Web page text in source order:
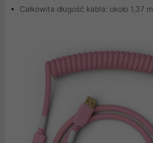
Całkowita długość kabla: około 1,37 m